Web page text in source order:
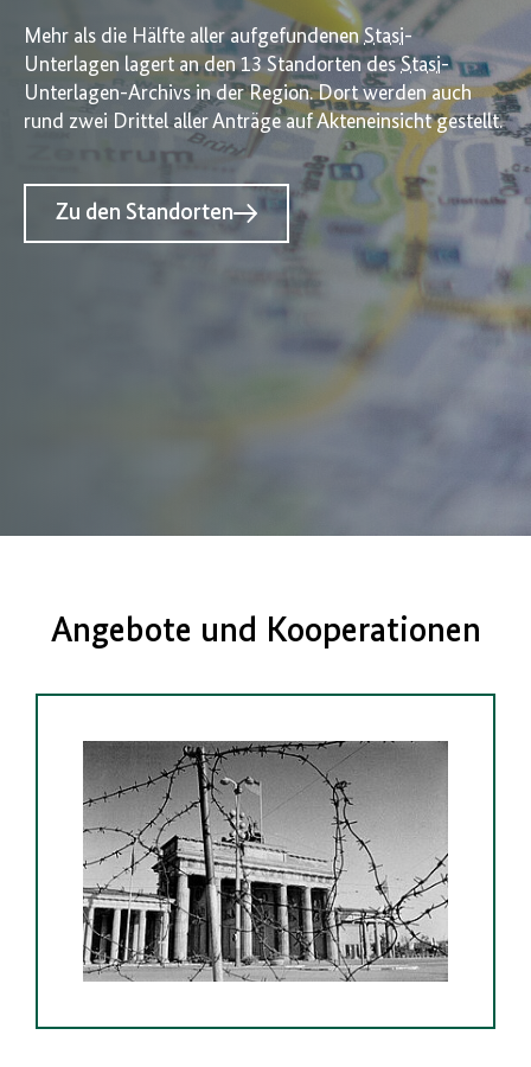
Mehr als die Hälfte aller aufgefundenenStasi-
Unterlagen lagert an den 13 Standorten desStasi-
Unterlagen-Archivs in der Region. Dort werden auch
rund zwei Drittel aller Anträge auf Akteneinsicht gestellt.
Zu den Standorten
Angebote und Kooperationen